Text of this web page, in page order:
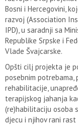
Bosni i Hercegovini,
razvoj (Association
IPD), u saradnji sa
Republike Srpske i
Vlade Švajcarske.
Opšti cilj projekta je
posebnim
rehabilitacije,
terapijskog jahanja
(re)habilitaciju osoba
djecu i njihov rani rast